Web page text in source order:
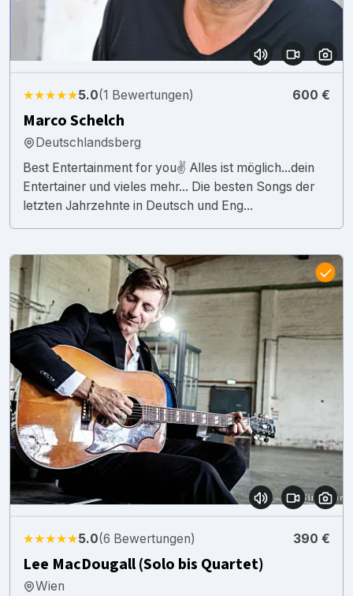
★★★★★5.0(1 Bewertungen) 600 €
Marco Schelch
Deutschlandsberg
Best Entertainment for you✌️ Alles ist möglich...dein
Entertainer und vieles mehr... Die besten Songs der
letzten Jahrzehnte in Deutsch und Eng...
★★★★★5.0(6 Bewertungen) 390 €
Lee MacDougall (Solo bis Quartet)
Wien